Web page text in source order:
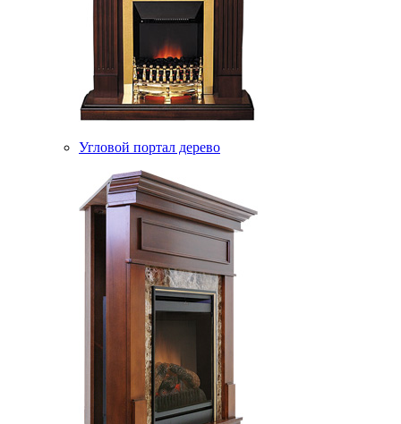
Угловой портал дерево